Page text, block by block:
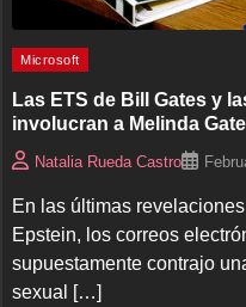
Microsoft
Las ETS de Bill Gates y
involucran a Melinda
Natalia Rueda Castro
En las últimas
Epstein, los correos
supuestamente contrajo
sexual […]